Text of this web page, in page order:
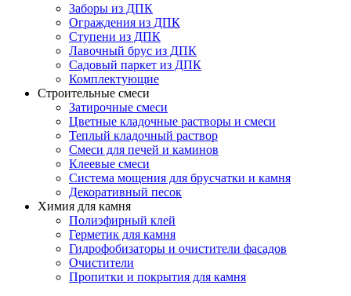
Заборы из ДПК
Ограждения из ДПК
Ступени из ДПК
Лавочный брус из ДПК
Садовый паркет из ДПК
Комплектующие
Строительные смеси
Затирочные смеси
Цветные кладочные растворы и смеси
Теплый кладочный раствор
Смеси для печей и каминов
Клеевые смеси
Система мощения для брусчатки и камня
Декоративный песок
Химия для камня
Полиэфирный клей
Герметик для камня
Гидрофобизаторы и очистители фасадов
Очистители
Пропитки и покрытия для камня